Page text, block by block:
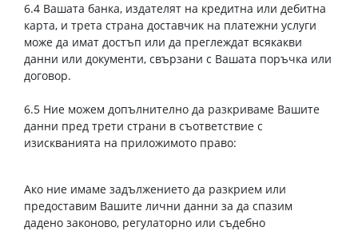
6.4 Вашата банка, издателят на кредитна или дебитна
карта, и трета страна доставчик на платежни услуги
може да имат достъп или да преглеждат всякакви
данни или документи, свързани с Вашата поръчка или
договор.
6.5 Ние можем допълнително да разкриваме Вашите
данни пред трети страни в съответствие с
изискванията на приложимото право:
Ако ние имаме задължението да разкрием или
предоставим Вашите лични данни за да спазим
дадено законово, регулаторно или съдебно